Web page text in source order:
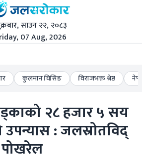
साउन २२, २०८३
07 Aug, 2026
कुलमान घिसिङ विराजभक्त श्रेष्ठ
२८ हजार ५ सय
उपन्यास : जलस्रोतविद्
पोखरेल